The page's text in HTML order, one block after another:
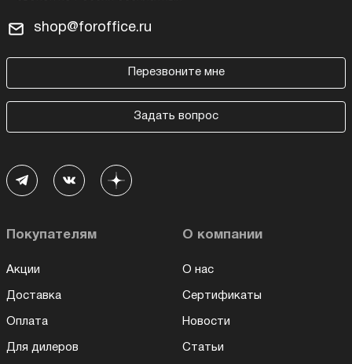
shop@foroffice.ru
Перезвоните мне
Задать вопрос
Покупателям
Акции
Доставка
Оплата
Для дилеров
О компании
О нас
Сертификаты
Новости
Статьи